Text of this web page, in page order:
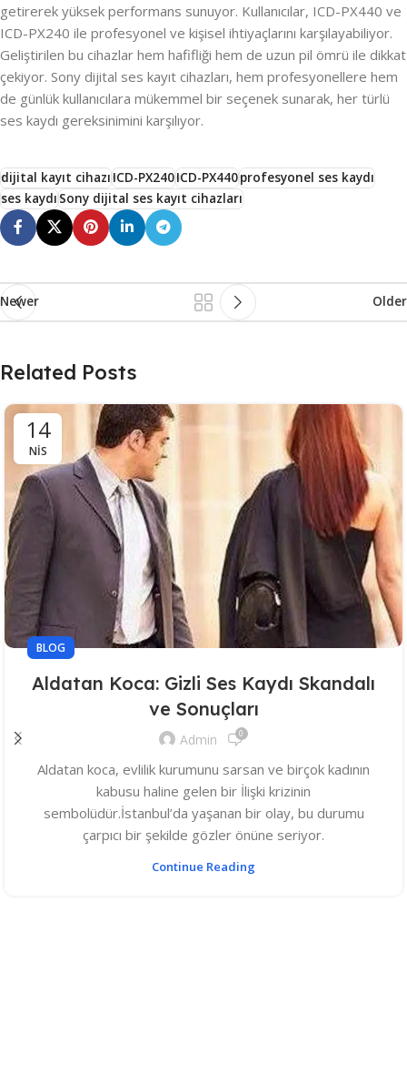
getirerek yüksek performans sunuyor. Kullanıcılar, ICD-PX440 ve
ICD-PX240 ile profesyonel ve kişisel ihtiyaçlarını karşılayabiliyor.
Geliştirilen bu cihazlar hem hafifliği hem de uzun pil ömrü ile dikkat
çekiyor. Sony dijital ses kayıt cihazları, hem profesyonellere hem
de günlük kullanıcılara mükemmel bir seçenek sunarak, her türlü
ses kaydı gereksinimini karşılıyor.
dijital kayıt cihazıICD-PX240ICD-PX440profesyonel ses kaydı
ses kaydıSony dijital ses kayıt cihazları
Newer Older
Related Posts
14
NIS
BLOG
Aldatan Koca: Gizli Ses Kaydı Skandalı
ve Sonuçları
Admin 0
Aldatan koca, evlilik kurumunu sarsan ve birçok kadının
kabusu haline gelen bir İlişki krizinin
sembolüdür.İstanbul’da yaşanan bir olay, bu durumu
çarpıcı bir şekilde gözler önüne seriyor.
Continue Reading